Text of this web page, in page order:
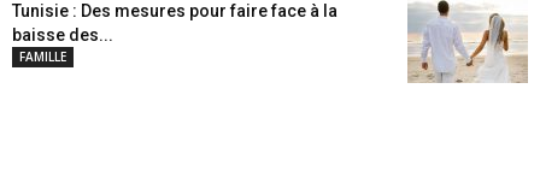
Tunisie : Des mesures pour faire face à la
baisse des...
FAMILLE